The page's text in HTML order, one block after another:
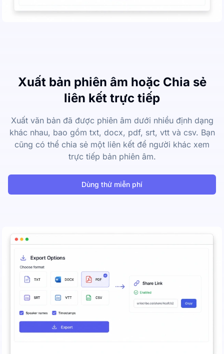
Xuất bản phiên âm hoặc Chia sẻ
liên kết trực tiếp
Xuất văn bản đã được phiên âm dưới nhiều định dạng
khác nhau, bao gồm txt, docx, pdf, srt, vtt và csv. Bạn
cũng có thể chia sẻ một liên kết để người khác xem
trực tiếp bản phiên âm.
Dùng thử miễn phí